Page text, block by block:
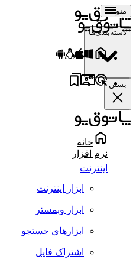
منو
دسته‌بندی‌ها
بستن
خانه
نرم افزار
اینترنت
ابزار اینترنت
ابزار وبمستر
ابزارهای جستجو
اشتراک فایل